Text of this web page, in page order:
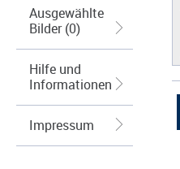
Ausgewählte
Bilder (0)
Hilfe und
Informationen
Impressum